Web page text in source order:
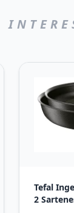
Tefal
2